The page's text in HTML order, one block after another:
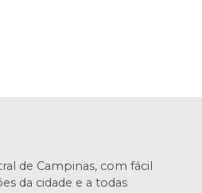
de Campinas, com fácil
da cidade e a todas